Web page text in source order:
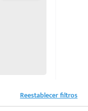
Reestablecer filtros